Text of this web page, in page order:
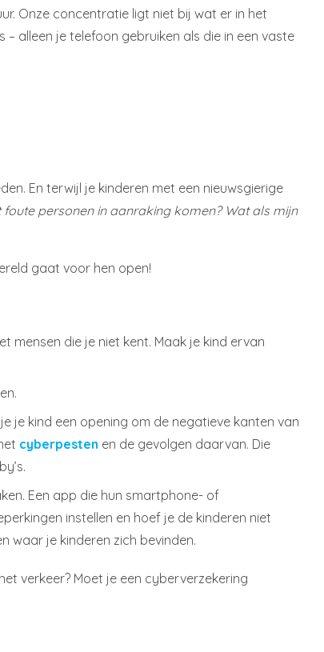
Onze concentratie ligt niet bij wat er in het
alleen je telefoon gebruiken als die in een vaste
En terwijl je kinderen met een nieuwsgierige
personen in aanraking komen? Wat als mijn
gaat voor hen open!
mensen die je niet kent. Maak je kind ervan
je kind een opening om de negatieve kanten van
cyberpesten en de gevolgen daarvan. Die
Een app die hun smartphone- of
instellen en hoef je de kinderen niet
waar je kinderen zich bevinden.
verkeer? Moet je een cyberverzekering